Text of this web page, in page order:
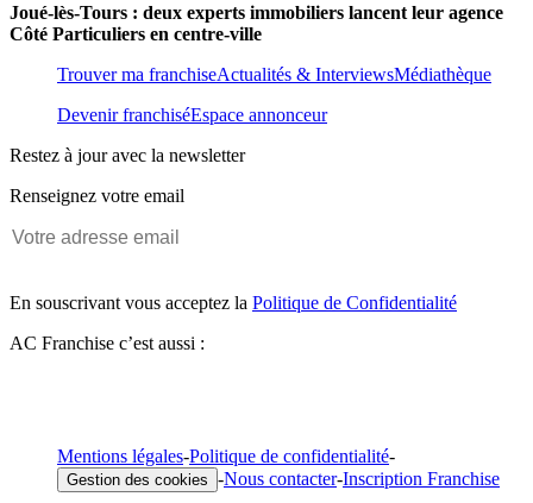
Joué-lès-Tours : deux experts immobiliers lancent leur agence
Côté Particuliers en centre-ville
Trouver ma franchiseActualités & InterviewsMédiathèque
Devenir franchiséEspace annonceur
Restez à jour avec la newsletter
Renseignez votre email
En souscrivant vous acceptez la Politique de Confidentialité
AC Franchise c’est aussi :
Mentions légales-Politique de confidentialité-
Gestion des cookies -Nous contacter-Inscription Franchise